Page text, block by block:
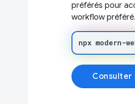
préférés pour
workflow préféré.
npx modern-
Consulter